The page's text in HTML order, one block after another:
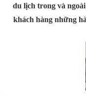
du lịch trong và
khách hàng những